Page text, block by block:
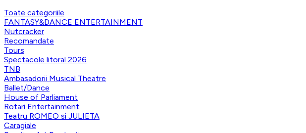
Toate categoriile
FANTASY&DANCE ENTERTAINMENT
Nutcracker
Recomandate
Tours
Spectacole litoral 2026
TNB
Ambasadorii Musical Theatre
Ballet/Dance
House of Parliament
Rotari Entertainment
Teatru ROMEO si JULIETA
Caragiale